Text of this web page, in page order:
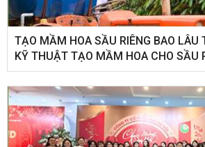
TẠO MẦM HOA SẦU RIÊNG BAO LÂU
KỸ THUẬT TẠO MẦM HOA CHO SẦU